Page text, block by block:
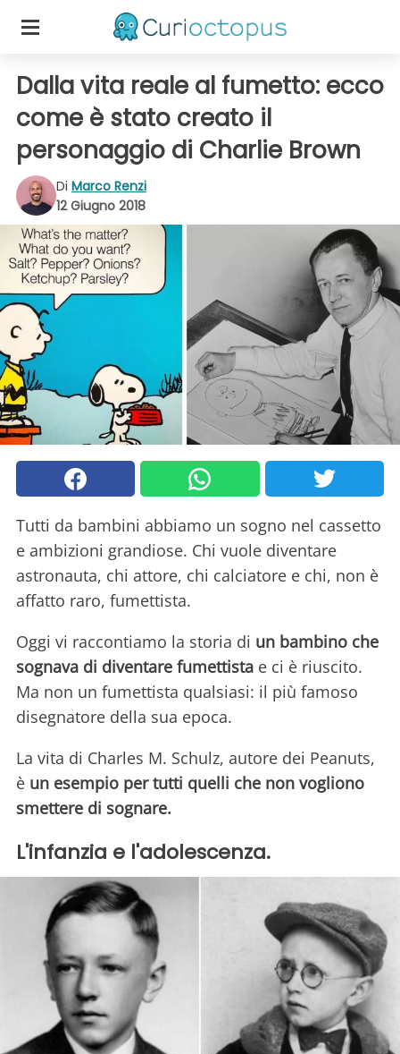
Dalla vita reale al fumetto: ecco
come è stato creato il
personaggio di Charlie Brown
Di Marco Renzi
12 Giugno 2018
Tutti da bambini abbiamo un sogno nel cassetto
e ambizioni grandiose. Chi vuole diventare
astronauta, chi attore, chi calciatore e chi, non è
affatto raro, fumettista.
Oggi vi raccontiamo la storia di un bambino che
sognava di diventare fumettista e ci è riuscito.
Ma non un fumettista qualsiasi: il più famoso
disegnatore della sua epoca.
La vita di Charles M. Schulz, autore dei Peanuts,
è un esempio per tutti quelli che non vogliono
smettere di sognare.
L'infanzia e l'adolescenza.